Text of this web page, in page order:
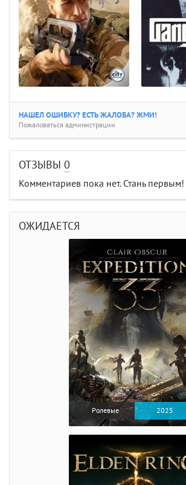
НАШЕЛ ОШИБКУ? ЕСТЬ ЖАЛОБА? ЖМИ!
Пожаловаться администрации
ОТЗЫВЫ 0
Комментариев пока нет. Стань первым!
ОЖИДАЕТСЯ
Ролевые 2025